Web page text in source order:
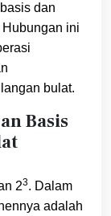
dan
ini
bulat.
Basis
23. Dalam
adalah